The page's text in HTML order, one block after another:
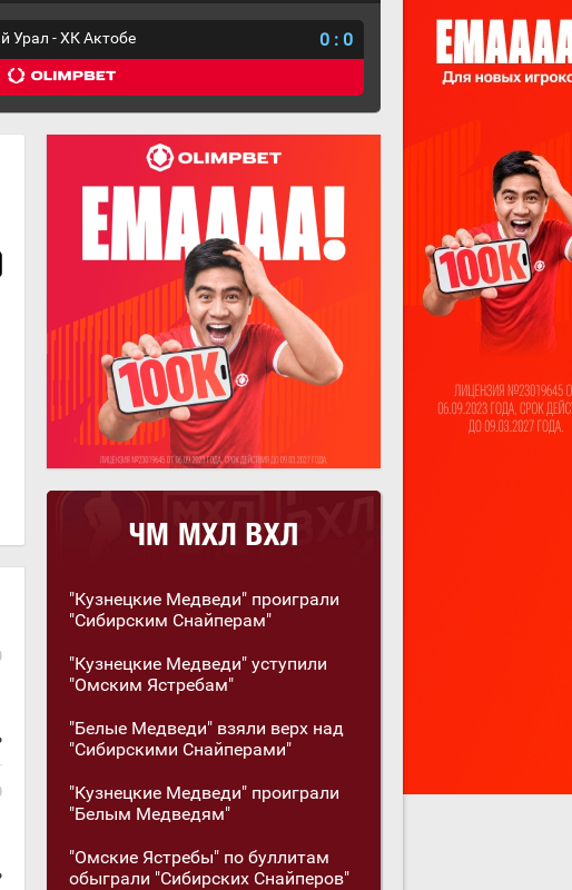
Урал - ХК Актобе 0 : 0
"Кузнецкие Медведи" проиграли
"Сибирским Снайперам"
"Кузнецкие Медведи" уступили
"Омским Ястребам"
"Белые Медведи" взяли верх над
"Сибирскими Снайперами"
"Кузнецкие Медведи" проиграли
"Белым Медведям"
"Омские Ястребы" по буллитам
обыграли "Сибирских Снайперов"